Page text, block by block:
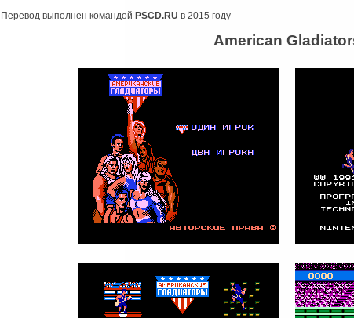
Перевод выполнен командой PSCD.RU в 2015 году
American